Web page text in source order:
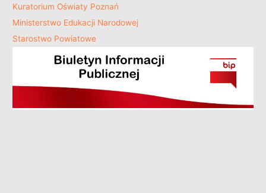
Kuratorium Oświaty Poznań
Ministerstwo Edukacji Narodowej
Starostwo Powiatowe